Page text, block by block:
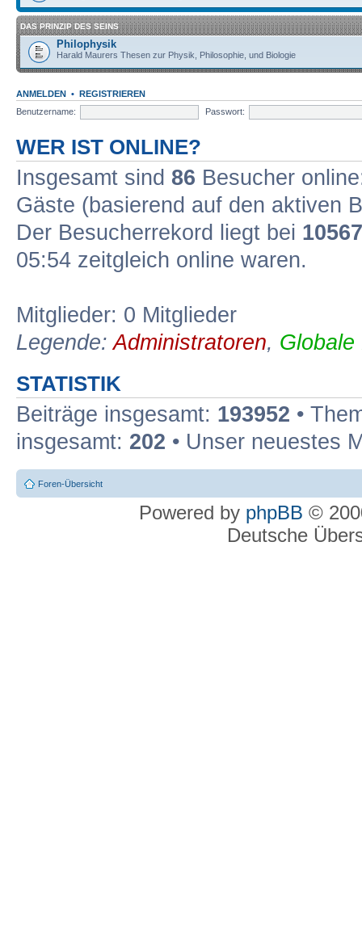
DAS PRINZIP DES SEINS
Philophysik
Harald Maurers Thesen zur Physik, Philosophie, und Biologie
ANMELDEN • REGISTRIEREN
Benutzername:
Passwort:
WER IST ONLINE?
Insgesamt sind 86 Besucher
Gäste (basierend auf den aktiven
Der Besucherrekord liegt bei 10567
05:54 zeitgleich online waren.
Mitglieder: 0 Mitglieder
Legende:Administratoren, Globale
STATISTIK
Beiträge insgesamt: 193952 •
insgesamt: 202 • Unser neuestes
Foren-Übersicht
Powered by phpBB ©
Deutsche